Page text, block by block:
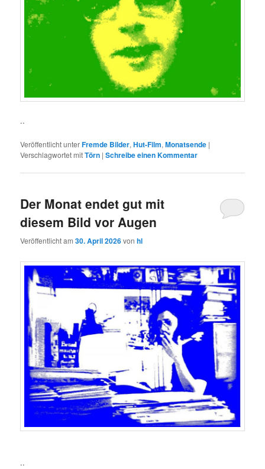
..
Veröffentlicht unterFremde Bilder,Hut-Film,Monatsende |
Verschlagwortet mitTörn |Schreibe einen Kommentar
Der Monat endet gut mit
diesem Bild vor Augen
Veröffentlicht am30. April 2026vonhl
..